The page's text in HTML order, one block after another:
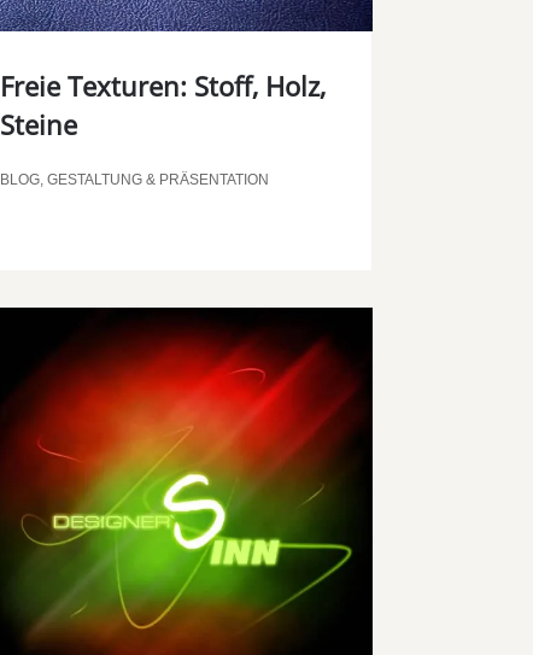
Freie Texturen: Stoff, Holz,
Steine
BLOG, GESTALTUNG & PRÄSENTATION